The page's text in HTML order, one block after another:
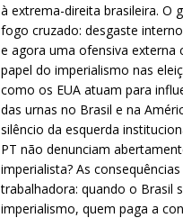
à extrema-direita brasileira. O
fogo cruzado: desgaste
e agora uma ofensiva externa
papel do imperialismo nas
como os EUA atuam para
das urnas no Brasil e na
silêncio da esquerda
PT não denunciam
imperialista? As
trabalhadora: quando o Brasil
imperialismo, quem paga a